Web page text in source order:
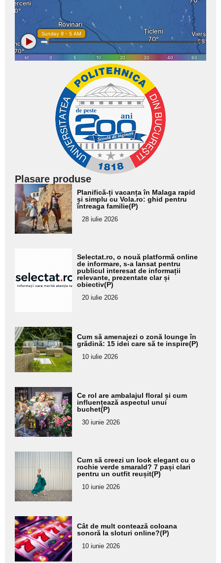
Plasare produse
Adaugă
aici textul
pentru
subtitlu
Planifică-ți vacanța în Malaga rapid
și simplu cu Vola.ro: ghid pentru
întreaga familie(P)
28 iulie 2026
pentru
subtitlu
Selectat.ro, o nouă platformă online
de informare, s-a lansat pentru
publicul interesat de informații
relevante, prezentate clar și
obiectiv(P)
20 iulie 2026
Adaugă
aici textul
pentru
subtitlu
Cum să amenajezi o zonă lounge în
grădină: 15 idei care să te inspire(P)
10 iulie 2026
Adaugă
aici textul
pentru
subtitlu
Ce rol are ambalajul floral și cum
influențează aspectul unui
buchet(P)
30 iunie 2026
Adaugă
aici textul
pentru
subtitlu
Cum să creezi un look elegant cu o
rochie verde smarald? 7 pași clari
pentru un outfit reușit(P)
10 iunie 2026
Adaugă
aici textul
pentru
subtitlu
Cât de mult contează coloana
sonoră la sloturi online?(P)
10 iunie 2026